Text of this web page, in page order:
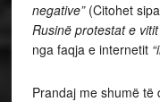
negative” (Citohet
Rusinë protestat e vitit
nga faqja e internetit
Prandaj me shumë